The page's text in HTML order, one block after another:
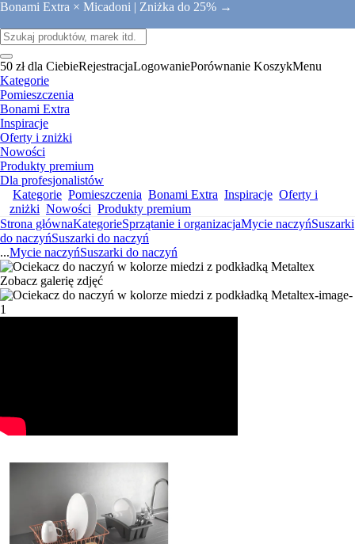
Bonami Extra × Micadoni | Zniżka do 25% →
50 zł dla CiebieRejestracjaLogowaniePorównanie KoszykMenu
Kategorie
Pomieszczenia
Bonami Extra
Inspiracje
Oferty i zniżki
Nowości
Produkty premium
Dla profesjonalistów
Kategorie Pomieszczenia Bonami Extra Inspiracje Oferty i
zniżki Nowości Produkty premium
Strona głównaKategorieSprzątanie i organizacjaMycie naczyńSuszarki
do naczyńSuszarki do naczyń
...Mycie naczyńSuszarki do naczyń
Zobacz galerię zdjęć